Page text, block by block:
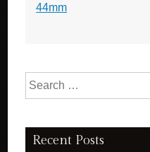
44mm
Search for:
Recent Posts